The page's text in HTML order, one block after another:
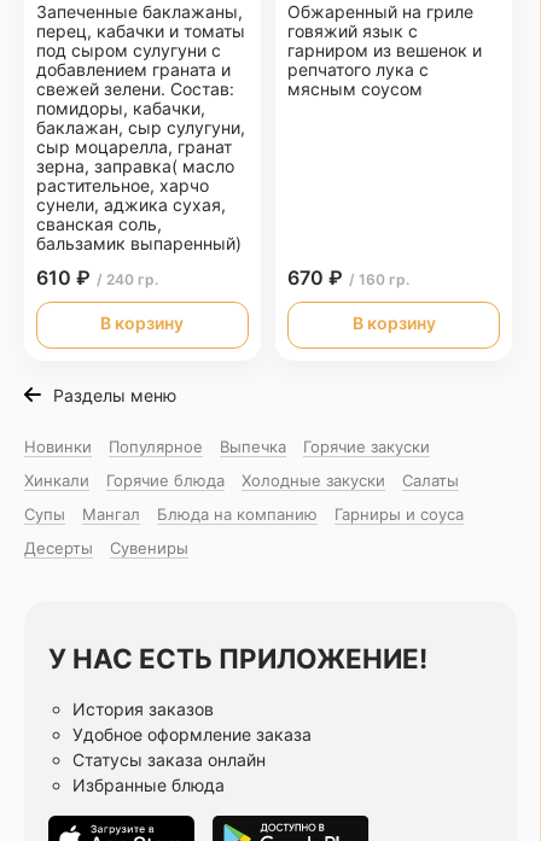
Запеченные баклажаны,
перец, кабачки и томаты
под сыром сулугуни с
добавлением граната и
свежей зелени. Состав:
помидоры, кабачки,
баклажан, сыр сулугуни,
сыр моцарелла, гранат
зерна, заправка( масло
растительное, харчо
сунели, аджика сухая,
сванская соль,
бальзамик выпаренный)
610 ₽ / 240 гр.
В корзину
Обжаренный на гриле
говяжий язык с
гарниром из вешенок и
репчатого лука с
мясным соусом
670 ₽ / 160 гр.
В корзину
Разделы меню
Новинки Популярное Выпечка
Горячие закуски
Хинкали
Горячие блюда Холодные закуски
Салаты
Супы
Мангал Блюда на компанию
Гарниры и соуса
Десерты
Сувениры
У НАС ЕСТЬ ПРИЛОЖЕНИЕ!
История заказов
Удобное оформление заказа
Статусы заказа онлайн
Избранные блюда